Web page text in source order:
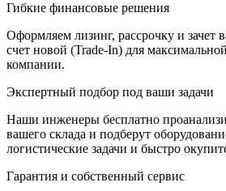
Гибкие финансовые решения
Оформляем лизинг, рассрочку и зачет
счет новой (Trade-In) для
компании.
Экспертный подбор под ваши задачи
Наши инженеры бесплатно
вашего склада и подберут
логистические задачи и быстро
Гарантия и собственный сервис